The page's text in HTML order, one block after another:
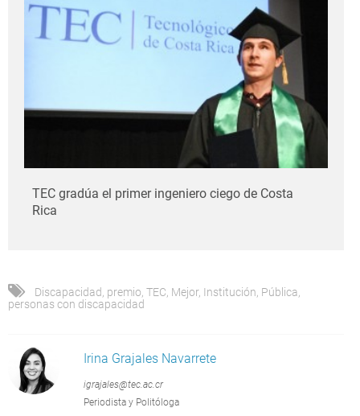
TEC gradúa el primer ingeniero ciego de Costa
Rica
Discapacidad premio TEC Mejor, Institución Pública
personas con discapacidad
Irina Grajales Navarrete
igrajales@tec.ac.cr
Periodista y Politóloga